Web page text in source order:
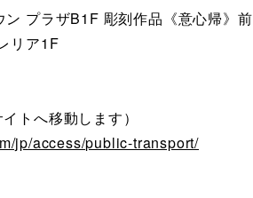
プラザB1F 彫刻作品《意心帰》前
リア1F
トへ移動します）
jp/access/public-transport/